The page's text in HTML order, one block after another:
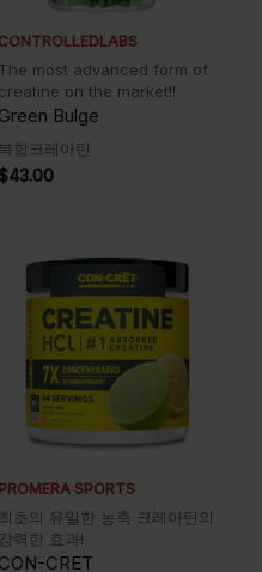
CONTROLLEDLABS
The most advanced form of
creatine on the market!!
Green Bulge
복합크레아틴
$43.00
PROMERA SPORTS
최초의 유일한 농축 크레아틴의
강력한 효과!
CON-CRET